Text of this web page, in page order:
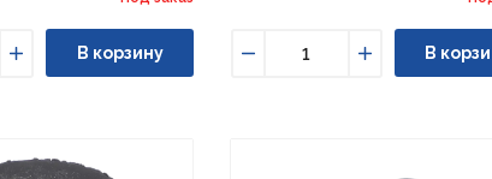
Увеличить
В корзину
Увеличить
В